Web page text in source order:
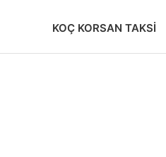
KOÇ KORSAN TAKSI